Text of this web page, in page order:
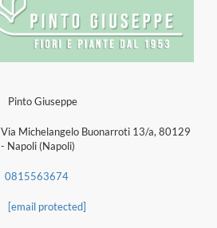
Pinto Giuseppe
Via Michelangelo Buonarroti 13/a, 80129
- Napoli (Napoli)
0815563674
[email protected]